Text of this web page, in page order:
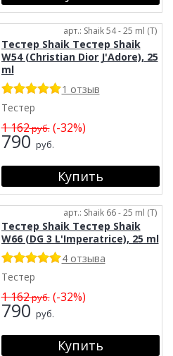
арт.: Shaik 54 - 25 ml (T)
Тестер Shaik Тестер Shaik
W54 (Christian Dior J'Adore), 25
ml
1 отзыв
Тестер
1 162руб.(-32%)
790 руб.
арт.: Shaik 66 - 25 ml (T)
Тестер Shaik Тестер Shaik
W66 (DG 3 L'Imperatrice), 25 ml
4 отзыва
Тестер
1 162руб.(-32%)
790 руб.